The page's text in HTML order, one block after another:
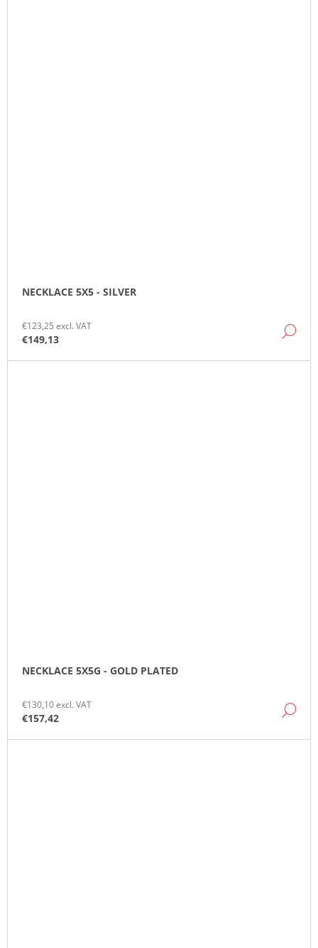
NECKLACE 5X5 - SILVER
€123,25 excl. VAT
€149,13
NECKLACE 5X5G - GOLD PLATED
€130,10 excl. VAT
€157,42